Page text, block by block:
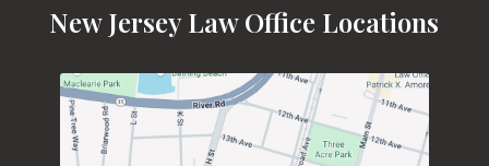
New Jersey Law Office Locations